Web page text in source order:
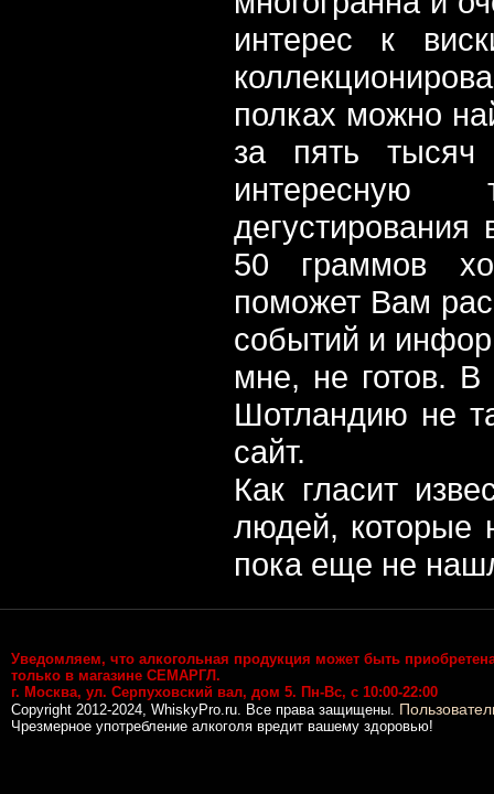
интерес к
полках можно
за пять
интересную
50 граммов
поможет Вам
событий и
мне, не готов. В
Шотландию не
сайт.
Как гласит
людей, которые
пока еще не
Уведомляем, что алкогольная продукция может быть
только в магазине СЕМАРГЛ.
г. Москва, ул. Серпуховский вал, дом 5. Пн-Вс, с 10:00-22:00
Copyright 2012-2024, WhiskyPro.ru. Все права защищены.
Чрезмерное употребление алкоголя вредит вашему здоровью!